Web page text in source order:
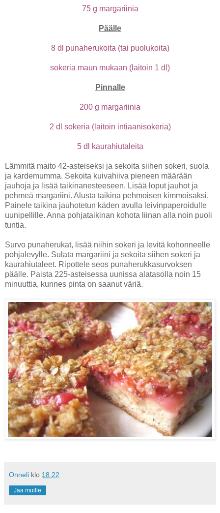
75 g margariinia
Päälle
8 dl punaherukoita (tai puolukoita)
sokeria maun mukaan (laitoin 1 dl)
Pinnalle
200 g margariinia
2 dl sokeria (laitoin intiaanisokeria)
5 dl kaurahiutaleita
Lämmitä maito 42-asteiseksi ja sekoita siihen sokeri, suola
ja kardemumma. Sekoita kuivahiiva pieneen määrään
jauhoja ja lisää taikinanesteeseen. Lisää loput jauhot ja
pehmeä margariini. Alusta taikina pehmoisen kimmoisaksi.
Painele taikina jauhotetun käden avulla leivinpaperoidulle
uunipellille. Anna pohjataikinan kohota liinan alla noin puoli
tuntia.
Survo punaherukat, lisää niihin sokeri ja levitä kohonneelle
pohjalevylle. Sulata margariini ja sekoita siihen sokeri ja
kaurahiutaleet. Ripottele seos punaherukkasurvoksen
päälle. Paista 225-asteisessa uunissa alatasolla noin 15
minuuttia, kunnes pinta on saanut väriä.
Onneli klo 18.22
Jaa muille